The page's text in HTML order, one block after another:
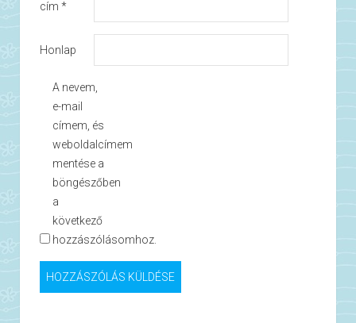
cím *
Honlap
A nevem,
e-mail
címem, és
weboldalcímem
mentése a
böngészőben
a
következő
hozzászólásomhoz.